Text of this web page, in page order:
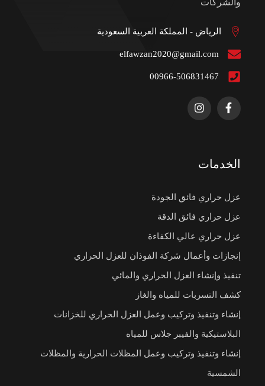
والشركات
الرياض - المملكة العربية السعودية
elfawzan2020@gmail.com
00966-506831467
الخدمات
عزل حراري فائق الجودة
عزل حراري فائق الدقة
عزل حراري عالي الكفاءة
إنجازات وأعمال شركة الفوذان للعزل الحراري
تنفيذ وإنشاء العزل الحراري والمائي
كشف التسربات للمياه والغاز
إنشاء وتنفيذ وتركيب وعمل العزل الحراري للخزانات
البلاستيكية والفيبر جلاس للمياه
إنشاء وتنفيذ وتركيب وعمل المظلات الحرارية والمظلات
الشمسية